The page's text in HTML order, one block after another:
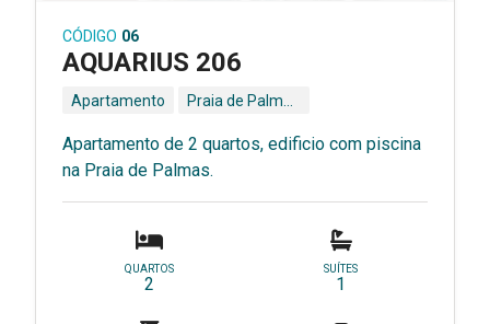
CÓDIGO 06
AQUARIUS 206
Apartamento
Apartamento de 2 quartos, edificio com piscina
na Praia de Palmas.
QUARTOS
2
SUÍTES
1